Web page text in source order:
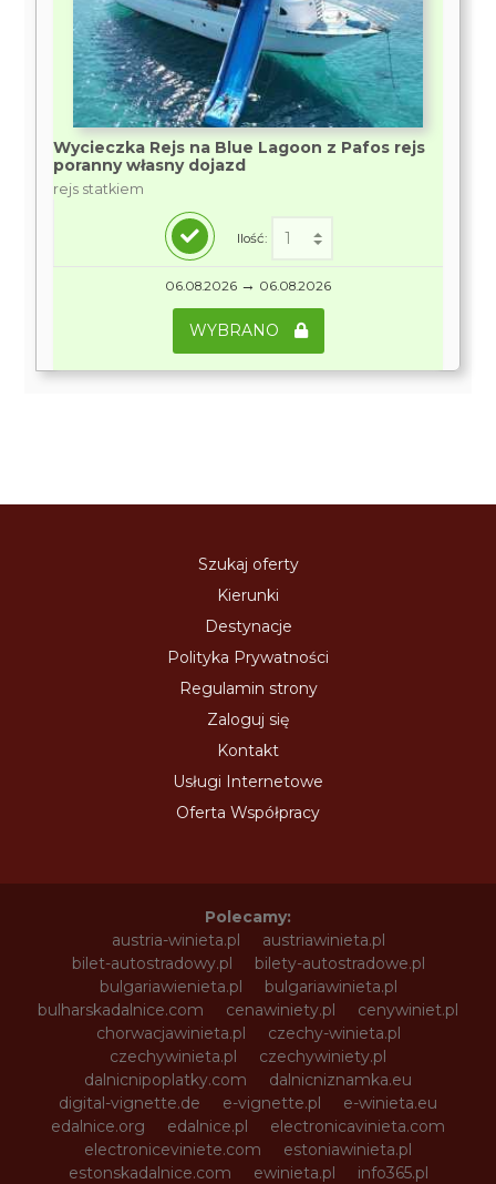
Wycieczka Rejs na Blue Lagoon z Pafos rejs
poranny własny dojazd
rejs statkiem
Ilość:
06.08.2026 → 06.08.2026
WYBRANO
Szukaj oferty
Kierunki
Destynacje
Polityka Prywatności
Regulamin strony
Zaloguj się
Kontakt
Usługi Internetowe
Oferta Współpracy
Polecamy:
austria-winieta.pl
austriawinieta.pl
bilet-autostradowy.pl
bilety-autostradowe.pl
bulgariawienieta.pl
bulgariawinieta.pl
bulharskadalnice.com
cenawiniety.pl
cenywiniet.pl
chorwacjawinieta.pl
czechy-winieta.pl
czechywinieta.pl
czechywiniety.pl
dalnicnipoplatky.com
dalnicniznamka.eu
digital-vignette.de
e-vignette.pl
e-winieta.eu
edalnice.org
edalnice.pl
electronicavinieta.com
electroniceviniete.com
estoniawinieta.pl
estonskadalnice.com
ewinieta.pl
info365.pl